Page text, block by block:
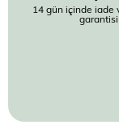
14 gün içinde iade
garantisi